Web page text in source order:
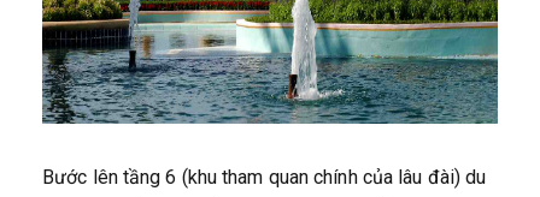
Bước lên tầng 6 (khu tham quan chính của lâu đài) du